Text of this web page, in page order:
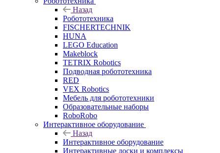
Назад
Робототехника
FISCHERTECHNIK
HUNA
LEGO Education
Makeblock
TETRIX Robotics
Подводная робототехника
RED
VEX Robotics
Мебель для робототехники
Образовательные наборы
RoboRobo
Интерактивное оборудование
Назад
Интерактивное оборудование
Интерактивные доски и комплексы